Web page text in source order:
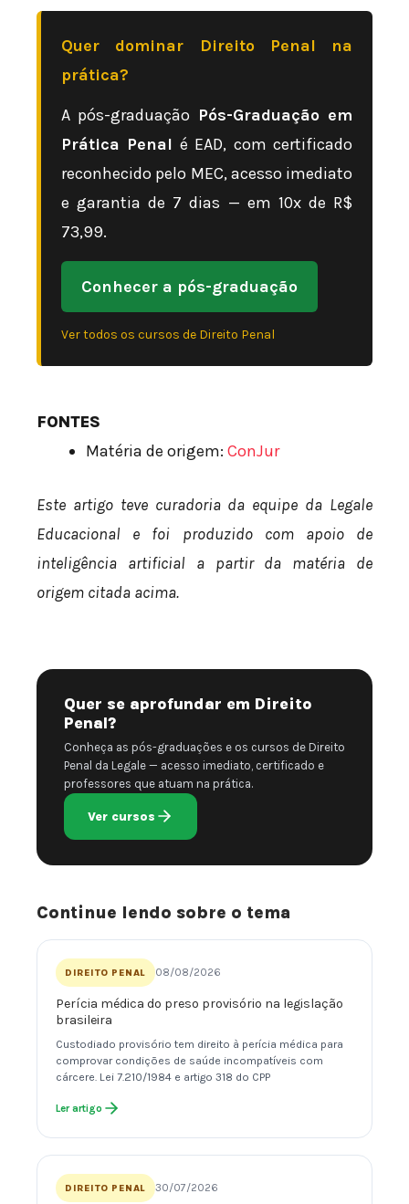
Quer dominar Direito Penal na
prática?
A pós-graduação Pós-Graduação em
Prática Penal é EAD, com certificado
reconhecido pelo MEC, acesso imediato
e garantia de 7 dias — em 10x de R$
73,99.
Conhecer a pós-graduação
Ver todos os cursos de Direito Penal
FONTES
Matéria de origem: ConJur
Este artigo teve curadoria da equipe da Legale
Educacional e foi produzido com apoio de
inteligência artificial a partir da matéria de
origem citada acima.
Quer se aprofundar em Direito
Penal?
Conheça as pós-graduações e os cursos de Direito
Penal da Legale — acesso imediato, certificado e
professores que atuam na prática.
Ver cursos
Continue lendo sobre o tema
DIREITO PENAL 08/08/2026
Perícia médica do preso provisório na legislação
brasileira
Custodiado provisório tem direito à perícia médica para
comprovar condições de saúde incompatíveis com
cárcere. Lei 7.210/1984 e artigo 318 do CPP
Ler artigo
DIREITO PENAL 30/07/2026